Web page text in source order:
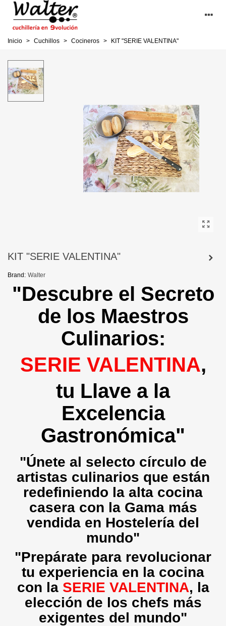
Inicio > Cuchillos > Cocineros > KIT "SERIE VALENTINA"
KIT "SERIE VALENTINA"
Brand: Walter
"Descubre el Secreto
de los Maestros
Culinarios:
SERIE VALENTINA,
tu Llave a la
Excelencia
Gastronómica"
"Únete al selecto círculo de
artistas culinarios que están
redefiniendo la alta cocina
casera con la Gama más
vendida en Hostelería del
mundo"
"Prepárate para revolucionar
tu experiencia en la cocina
con la SERIE VALENTINA, la
elección de los chefs más
exigentes del mundo"